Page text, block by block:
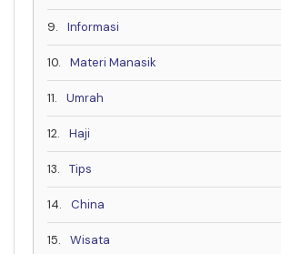
9. Informasi
10. Materi Manasik
11. Umrah
12. Haji
13. Tips
14. China
15. Wisata